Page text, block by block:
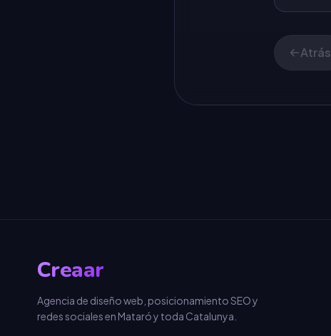
Atrás
Creaar
Agencia de diseño web, posicionamiento SEO y
redes sociales en Mataró y toda Catalunya.